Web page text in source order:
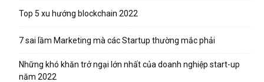
Top 5 xu hướng blockchain 2022
7 sai lầm Marketing mà các Startup thường mắc phải
Những khó khăn trở ngại lớn nhất của doanh nghiệp start-up
năm 2022